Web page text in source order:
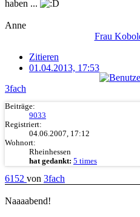
haben ...
Anne
Frau
Zitieren
01.04.2013, 17:53
3fach
Beiträge:
9033
Registriert:
04.06.2007, 17:12
Wohnort:
Rheinhessen
hat gedankt: 5 times
6152 von 3fach
Naaaabend!